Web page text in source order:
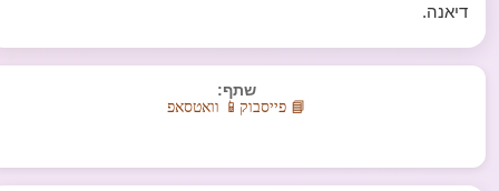
דיאנה.
שתף:
📘 פייסבוק 📱 וואטסאפ